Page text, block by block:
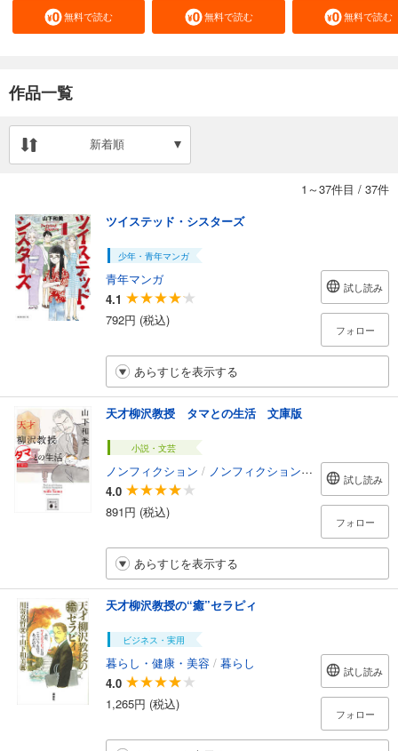
無料で読む 無料で読む 無料で読む
作品一覧
新着順
1～37件目 / 37件
ツイステッド・シスターズ
少年・青年マンガ
青年マンガ
4.1
792円 (税込)
試し読み
フォロー
あらすじを表示する
天才柳沢教授 タマとの生活 文庫版
小説・文芸
ノンフィクション / ノンフィクション・ドキュメンタリー
4.0
891円 (税込)
試し読み
フォロー
あらすじを表示する
天才柳沢教授の“癒”セラピィ
ビジネス・実用
暮らし・健康・美容 / 暮らし
4.0
1,265円 (税込)
試し読み
フォロー